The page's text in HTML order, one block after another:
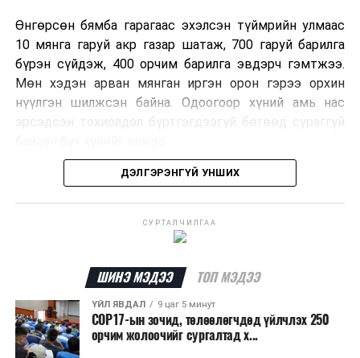
Өнгөрсөн бямба гарагаас эхэлсэн түймрийн улмаас
10 мянга гаруй акр газар шатаж, 700 гаруй барилга
бүрэн сүйдэж, 400 орчим барилга эвдэрч гэмтжээ.
Мөн хэдэн арван мянган иргэн орон гэрээ орхин
нүүлгэн шилжсэн байна. Одоогоор хүний амь нас
эрсэдсэн тохиолдол бүртгэгдээгүй бөгөөд сураггүй
Албаныхны мэдээлснээр түймрийн нэг голомтыг
шатаасан гэх үндэслэлээр эрүүгийн хэрэг үүсгэн
шалтгааныг үргэлжлүүлэн тогтоож байгаа бөгөөд
аянгын улмаас үүсээгүй гэж үзэж байгаа аж.
Одоогоор АНУ даяар 13 мужид 90 гаруй томоохон ой,
хээрийн түймэр идэвхтэй үргэлжилж байгаагийн
ДЭЛГЭРЭНГҮЙ УНШИХ
СУРТАЛЧИЛГАА
ШИНЭ МЭДЭЭ ТОП МЭДЭЭ
ҮЙЛ ЯВДАЛ 9 цаг 5 минут
COP17-ын зочид, төлөөлөгчдөд үйлчлэх 250
орчим жолоочийг сургалтад х...